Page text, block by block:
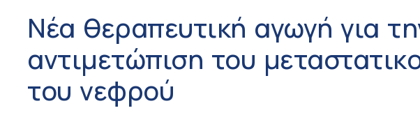
Νέα θεραπευτική αγωγή για
αντιμετώπιση του
του νεφρού